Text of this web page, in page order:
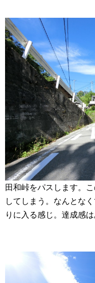
田和峠をパスします。
してしまう。なんとな
りに入る感じ。達成感